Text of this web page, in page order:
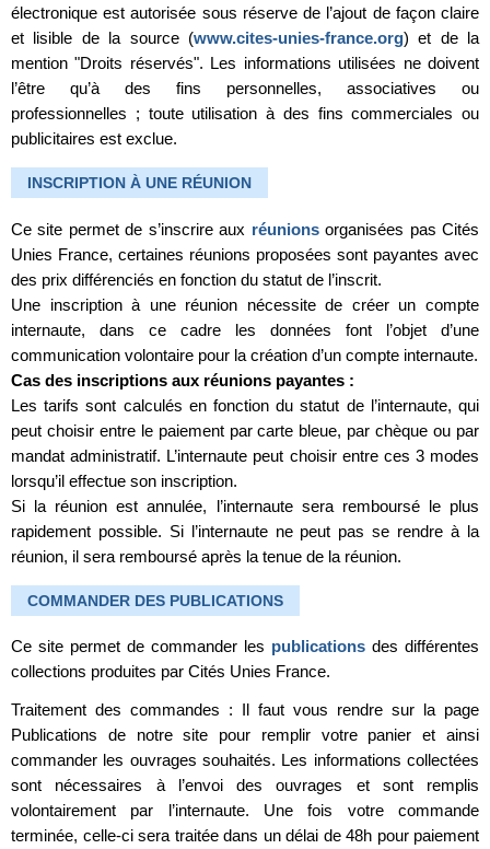
électronique est autorisée sous réserve de l’ajout de façon claire
et lisible de la source (www.cites-unies-france.org) et de la
mention "Droits réservés". Les informations utilisées ne doivent
l’être qu’à des fins personnelles, associatives ou
professionnelles ; toute utilisation à des fins commerciales ou
publicitaires est exclue.
INSCRIPTION À UNE RÉUNION
Ce site permet de s’inscrire aux réunionsorganisées pas Cités
Unies France, certaines réunions proposées sont payantes avec
des prix différenciés en fonction du statut de l’inscrit.
Une inscription à une réunion nécessite de créer un compte
internaute, dans ce cadre les données font l’objet d’une
communication volontaire pour la création d’un compte internaute.
Cas des inscriptions aux réunions payantes :
Les tarifs sont calculés en fonction du statut de l’internaute, qui
peut choisir entre le paiement par carte bleue, par chèque ou par
mandat administratif. L’internaute peut choisir entre ces 3 modes
lorsqu’il effectue son inscription.
Si la réunion est annulée, l’internaute sera remboursé le plus
rapidement possible. Si l’internaute ne peut pas se rendre à la
réunion, il sera remboursé après la tenue de la réunion.
COMMANDER DES PUBLICATIONS
Ce site permet de commander les publications des différentes
collections produites par Cités Unies France.
Traitement des commandes : Il faut vous rendre sur la page
Publications de notre site pour remplir votre panier et ainsi
commander les ouvrages souhaités. Les informations collectées
sont nécessaires à l’envoi des ouvrages et sont remplis
volontairement par l’internaute. Une fois votre commande
terminée, celle-ci sera traitée dans un délai de 48h pour paiement